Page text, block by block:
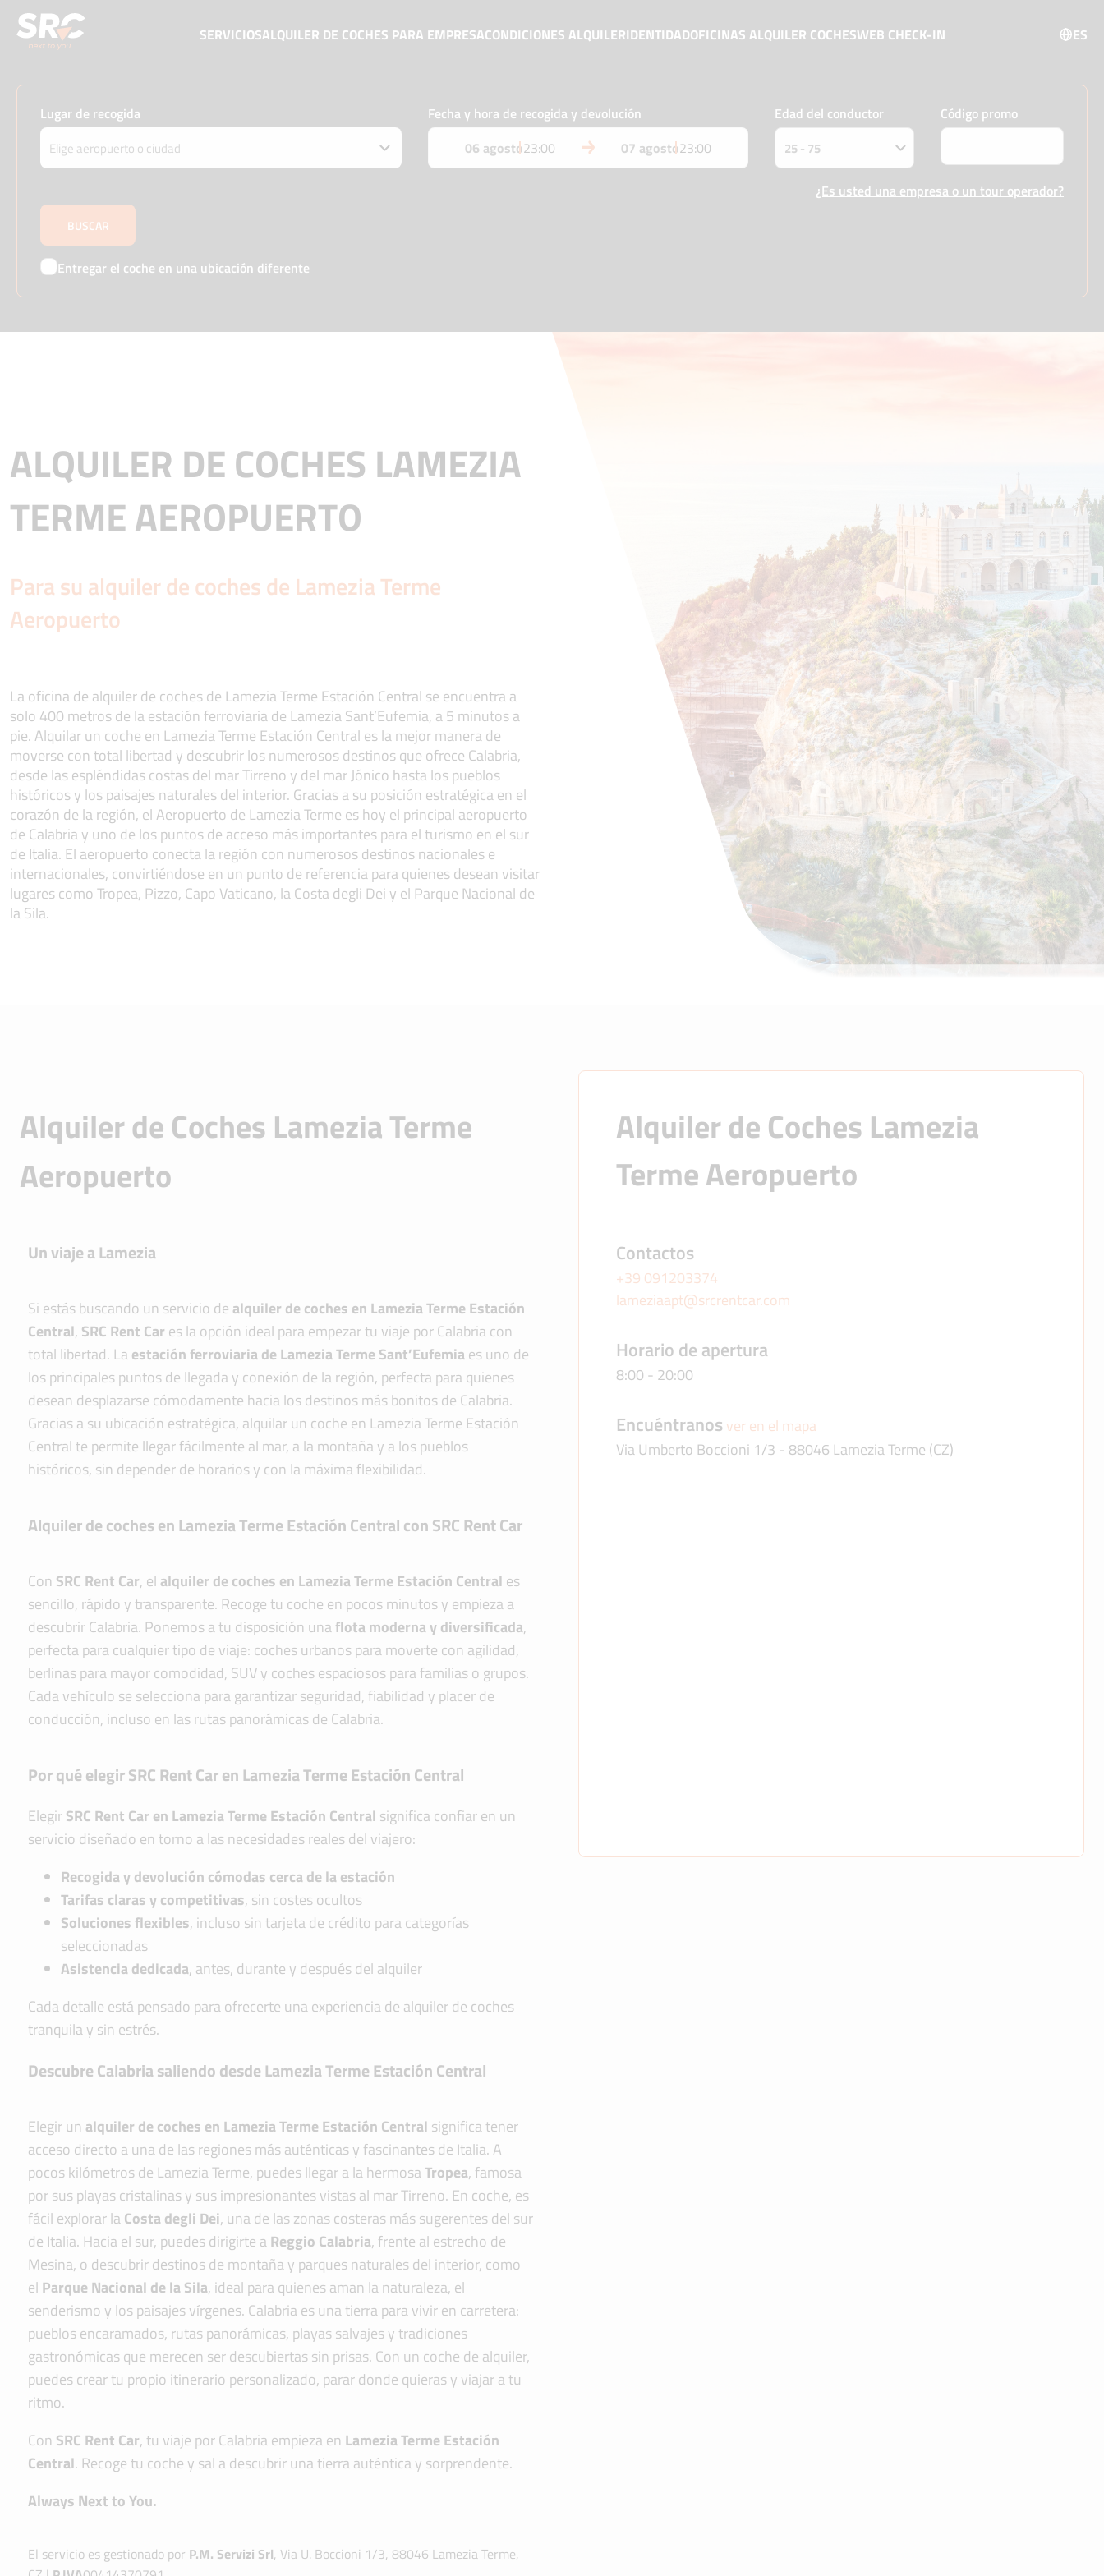
SERVICIOSALQUILER DE COCHES PARA EMPRESACONDICIONES ALQUILERIDENTIDADOFICINAS ALQUILER COCHESWEB CHECK-IN ES
Lugar de recogida
Fecha y hora de recogida y devolución
06 agosto23:00 07 agosto23:00
Edad del conductor Código promo
¿Es usted una empresa o un tour operador?
Entregar el coche en una ubicación diferente
ALQUILER DE COCHES LAMEZIA
TERME AEROPUERTO
Para su alquiler de coches de Lamezia Terme
Aeropuerto
La oficina de alquiler de coches de Lamezia Terme Estación Central se encuentra a
solo 400 metros de la estación ferroviaria de Lamezia Sant’Eufemia, a 5 minutos a
pie. Alquilar un coche en Lamezia Terme Estación Central es la mejor manera de
moverse con total libertad y descubrir los numerosos destinos que ofrece Calabria,
desde las espléndidas costas del mar Tirreno y del mar Jónico hasta los pueblos
históricos y los paisajes naturales del interior. Gracias a su posición estratégica en el
corazón de la región, el Aeropuerto de Lamezia Terme es hoy el principal aeropuerto
de Calabria y uno de los puntos de acceso más importantes para el turismo en el sur
de Italia. El aeropuerto conecta la región con numerosos destinos nacionales e
internacionales, convirtiéndose en un punto de referencia para quienes desean visitar
lugares como Tropea, Pizzo, Capo Vaticano, la Costa degli Dei y el Parque Nacional de
la Sila.
Alquiler de Coches Lamezia Terme
Aeropuerto
Un viaje a Lamezia
Si estás buscando un servicio de alquiler de coches en Lamezia Terme Estación
Central, SRC Rent Car es la opción ideal para empezar tu viaje por Calabria con
total libertad. Laestación ferroviaria de Lamezia Terme Sant’Eufemiaes uno de
los principales puntos de llegada y conexión de la región, perfecta para quienes
desean desplazarse cómodamente hacia los destinos más bonitos de Calabria.
Gracias a su ubicación estratégica, alquilar un coche en Lamezia Terme Estación
Central te permite llegar fácilmente al mar, a la montaña y a los pueblos
históricos, sin depender de horarios y con la máxima flexibilidad.
Alquiler de coches en Lamezia Terme Estación Central con SRC Rent Car
Con SRC Rent Car, el alquiler de coches en Lamezia Terme Estación Central es
sencillo, rápido y transparente. Recoge tu coche en pocos minutos y empieza a
descubrir Calabria. Ponemos a tu disposición unaflota moderna y diversificada,
perfecta para cualquier tipo de viaje: coches urbanos para moverte con agilidad,
berlinas para mayor comodidad, SUV y coches espaciosos para familias o grupos.
Cada vehículo se selecciona para garantizar seguridad, fiabilidad y placer de
conducción, incluso en las rutas panorámicas de Calabria.
Por qué elegir SRC Rent Car en Lamezia Terme Estación Central
ElegirSRC Rent Car en Lamezia Terme Estación Central significa confiar en un
servicio diseñado en torno a las necesidades reales del viajero:
Recogida y devolución cómodas cerca de la estación
Tarifas claras y competitivas, sin costes ocultos
Soluciones flexibles, incluso sin tarjeta de crédito para categorías
seleccionadas
Asistencia dedicada, antes, durante y después del alquiler
Cada detalle está pensado para ofrecerte una experiencia de alquiler de coches
tranquila y sin estrés.
Descubre Calabria saliendo desde Lamezia Terme Estación Central
Elegir un alquiler de coches en Lamezia Terme Estación Central significa tener
acceso directo a una de las regiones más auténticas y fascinantes de Italia. A
pocos kilómetros de Lamezia Terme, puedes llegar a la hermosaTropea, famosa
por sus playas cristalinas y sus impresionantes vistas al mar Tirreno. En coche, es
fácil explorar laCosta degli Dei, una de las zonas costeras más sugerentes del sur
de Italia. Hacia el sur, puedes dirigirte aReggio Calabria, frente al estrecho de
Mesina, o descubrir destinos de montaña y parques naturales del interior, como
el Parque Nacional de la Sila, ideal para quienes aman la naturaleza, el
senderismo y los paisajes vírgenes. Calabria es una tierra para vivir en carretera:
pueblos encaramados, rutas panorámicas, playas salvajes y tradiciones
gastronómicas que merecen ser descubiertas sin prisas. Con un coche de alquiler,
puedes crear tu propio itinerario personalizado, parar donde quieras y viajar a tu
ritmo.
Con SRC Rent Car, tu viaje por Calabria empieza en Lamezia Terme Estación
Central. Recoge tu coche y sal a descubrir una tierra auténtica y sorprendente.
Always Next to You.
El servicio es gestionado por P.M. Servizi Srl, Via U. Boccioni 1/3, 88046 Lamezia Terme,
Alquiler de Coches Lamezia
Terme Aeropuerto
Contactos
+39 091203374
lameziaapt@srcrentcar.com
Horario de apertura
8:00 - 20:00
Encuéntranos ver en el mapa
Via Umberto Boccioni 1/3 - 88046 Lamezia Terme (CZ)